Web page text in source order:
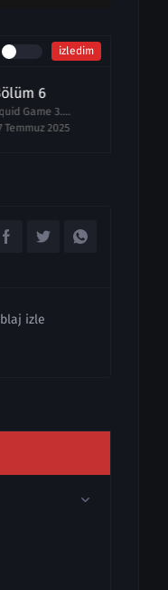
izledim
6
Squid Game 3.Sezon 6.Bölüm Final izle
Temmuz 2025
izle